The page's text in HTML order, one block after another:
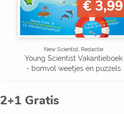
€ 3,99
New Scientist, Redactie
Young Scientist Vakantieboek
- bomvol weetjes en puzzels
2+1 Gratis